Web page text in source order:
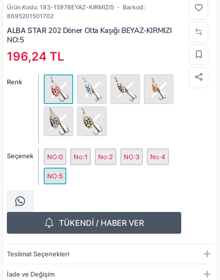
Ürün Kodu: 193-1597BEYAZ-KIRMIZI5
Barkod:
8695201501702
ALBA STAR 202 Döner Olta Kaşığı BEYAZ-KIRMIZI
NO:5
196,24 TL
Renk
Seçenek NO:0 No:1 No:2 NO:3 No:4
NO:5
TÜKENDİ / HABER VER
Teslimat Seçenekleri
İade ve Değişim